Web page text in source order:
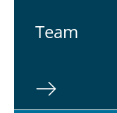
Team